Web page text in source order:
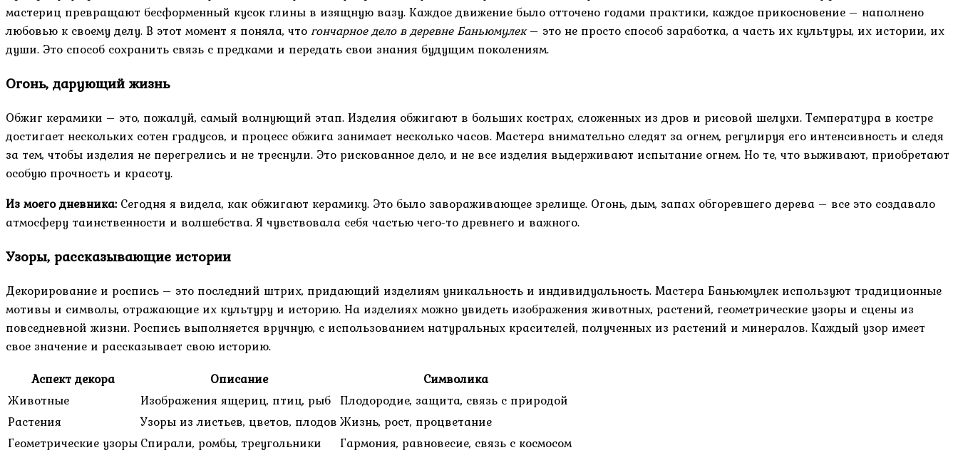
мастериц превращают бесформенный кусок глины в изящную вазу. Каждое движение было отточено годами практики, каждое прикосновение – наполнено
любовью к своему делу. В этот момент я поняла, что гончарное дело в деревне Баньюмулек– это не просто способ заработка, а часть их культуры, их истории, их
души. Это способ сохранить связь с предками и передать свои знания будущим поколениям.
Огонь, дарующий жизнь
Обжиг керамики – это, пожалуй, самый волнующий этап. Изделия обжигают в больших кострах, сложенных из дров и рисовой шелухи. Температура в костре
достигает нескольких сотен градусов, и процесс обжига занимает несколько часов. Мастера внимательно следят за огнем, регулируя его интенсивность и следя
за тем, чтобы изделия не перегрелись и не треснули. Это рискованное дело, и не все изделия выдерживают испытание огнем. Но те, что выживают, приобретают
особую прочность и красоту.
Из моего дневника: Сегодня я видела, как обжигают керамику. Это было завораживающее зрелище. Огонь, дым, запах обгоревшего дерева – все это создавало
атмосферу таинственности и волшебства. Я чувствовала себя частью чего-то древнего и важного.
Узоры, рассказывающие истории
Декорирование и роспись – это последний штрих, придающий изделиям уникальность и индивидуальность. Мастера Баньюмулек используют традиционные
мотивы и символы, отражающие их культуру и историю. На изделиях можно увидеть изображения животных, растений, геометрические узоры и сцены из
повседневной жизни. Роспись выполняется вручную, с использованием натуральных красителей, полученных из растений и минералов. Каждый узор имеет
свое значение и рассказывает свою историю.
Аспект декора
Описание
Символика
Животные
Изображения ящериц, птиц, рыб Плодородие, защита, связь с природой
Растения
Узоры из листьев, цветов, плодовЖизнь, рост, процветание
Геометрические узорыСпирали, ромбы, треугольники
Гармония, равновесие, связь с космосом